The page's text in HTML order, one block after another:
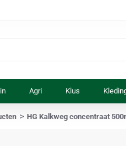
Agri Klus
HG Kalkweg concentraat